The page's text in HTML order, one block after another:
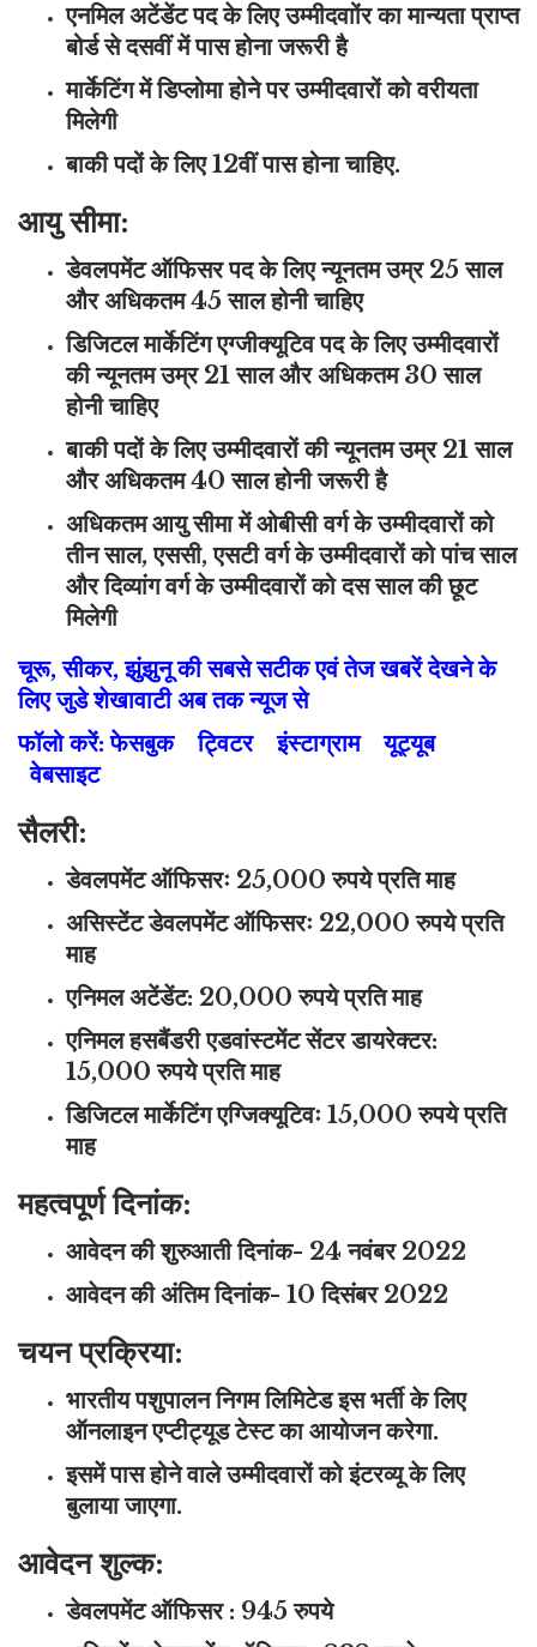
एनमिल अटेंडेंट पद के लिए उम्मीदवाोंर का मान्यता प्राप्त
बोर्ड से दसवीं में पास होना जरूरी है
मार्केटिंग में डिप्लोमा होने पर उम्मीदवारों को वरीयता
मिलेगी
बाकी पदों के लिए 12वीं पास होना चाहिए.
आयु सीमा:
डेवलपमेंट ऑफिसर पद के लिए न्यूनतम उम्र 25 साल
और अधिकतम 45 साल होनी चाहिए
डिजिटल मार्केटिंग एग्जीक्यूटिव पद के लिए उम्मीदवारों
की न्यूनतम उम्र 21 साल और अधिकतम 30 साल
होनी चाहिए
बाकी पदों के लिए उम्मीदवारों की न्यूनतम उम्र 21 साल
और अधिकतम 40 साल होनी जरूरी है
अधिकतम आयु सीमा में ओबीसी वर्ग के उम्मीदवारों को
तीन साल, एससी, एसटी वर्ग के उम्मीदवारों को पांच साल
और दिव्यांग वर्ग के उम्मीदवारों को दस साल की छूट
मिलेगी
चूरू, सीकर, झुंझुनू की सबसे सटीक एवं तेज खबरें देखने के
लिए जुडे शेखावाटी अब तक न्यूज से
फॉलो करें:फेसबुक ट्विटर इंस्टाग्राम
यूट्यूब
वेबसाइट
सैलरी:
डेवलपमेंट ऑफिसरः 25,000 रुपये प्रति माह
असिस्टेंट डेवलपमेंट ऑफिसरः 22,000 रुपये प्रति
माह
एनिमल अटेंडेंट: 20,000 रुपये प्रति माह
एनिमल हसबैंडरी एडवांस्टमेंट सेंटर डायरेक्टर:
15,000 रुपये प्रति माह
डिजिटल मार्केटिंग एग्जिक्यूटिवः 15,000 रुपये प्रति
माह
महत्वपूर्ण दिनांक:
आवेदन की शुरुआती दिनांक- 24 नवंबर 2022
आवेदन की अंतिम दिनांक- 10 दिसंबर 2022
चयन प्रक्रिया:
भारतीय पशुपालन निगम लिमिटेड इस भर्ती के लिए
ऑनलाइन एप्टीट्यूड टेस्ट का आयोजन करेगा.
इसमें पास होने वाले उम्मीदवारों को इंटरव्यू के लिए
बुलाया जाएगा.
आवेदन शुल्क:
डेवलपमेंट ऑफिसर : 945 रुपये